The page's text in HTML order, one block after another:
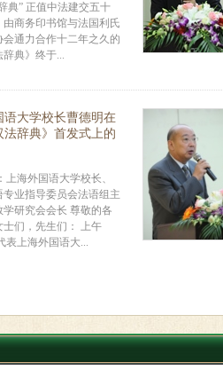
典” 正值中法建交五十
由商务印书馆与法国利氏
会通力合作十二年之久的
辞典》终于...
语大学校长曹德明在
法辞典》首发式上的
海外国语大学校长、
专业指导委员会法语组主
学研究会会长 尊敬的各
士们，先生们： 上午
表上海外国语大...